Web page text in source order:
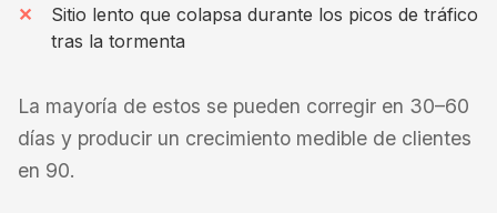
Sitio lento que colapsa durante los picos de tráfico
tras la tormenta
La mayoría de estos se pueden corregir en 30–60
días y producir un crecimiento medible de clientes
en 90.